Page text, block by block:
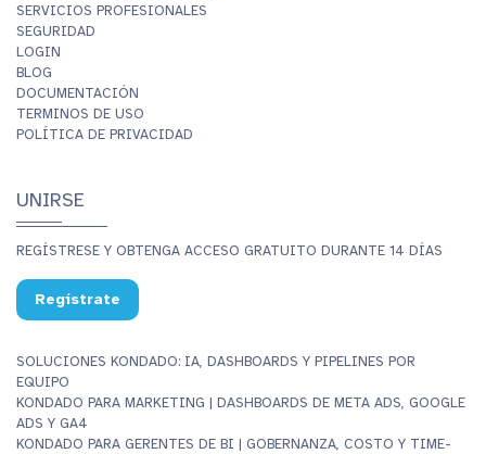
SERVICIOS PROFESIONALES
SEGURIDAD
LOGIN
BLOG
DOCUMENTACIÓN
TERMINOS DE USO
POLÍTICA DE PRIVACIDAD
UNIRSE
REGÍSTRESE Y OBTENGA ACCESO GRATUITO DURANTE 14 DÍAS
Regístrate
SOLUCIONES KONDADO: IA, DASHBOARDS Y PIPELINES POR
EQUIPO
KONDADO PARA MARKETING | DASHBOARDS DE META ADS, GOOGLE
ADS Y GA4
KONDADO PARA GERENTES DE BI | GOBERNANZA, COSTO Y TIME-